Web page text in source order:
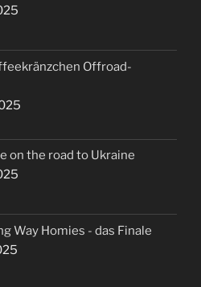
Offroad-
on the road to Ukraine
Way Homies - das Finale